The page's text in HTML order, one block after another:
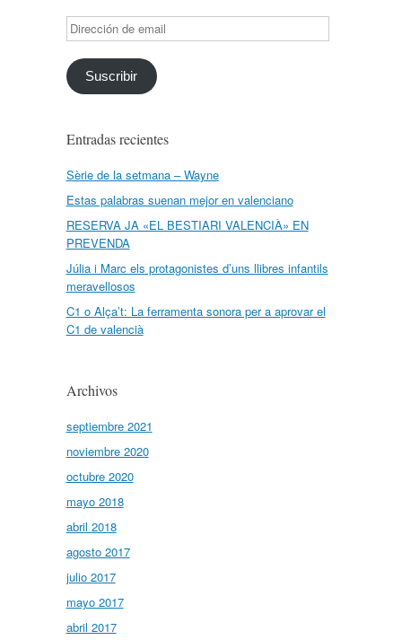
Dirección
de
email
Suscribir
Entradas recientes
Sèrie de la setmana – Wayne
Estas palabras suenan mejor en valenciano
RESERVA JA «EL BESTIARI VALENCIÀ» EN
PREVENDA
Júlia i Marc els protagonistes d’uns llibres infantils
meravellosos
C1 o Alça’t: La ferramenta sonora per a aprovar el
C1 de valencià
Archivos
septiembre 2021
noviembre 2020
octubre 2020
mayo 2018
abril 2018
agosto 2017
julio 2017
mayo 2017
abril 2017